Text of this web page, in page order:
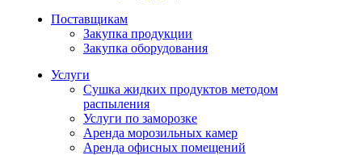
Поставщикам
Закупка продукции
Закупка оборудования
Услуги
Сушка жидких продуктов методом
распыления
Услуги по заморозке
Аренда морозильных камер
Аренда офисных помещений